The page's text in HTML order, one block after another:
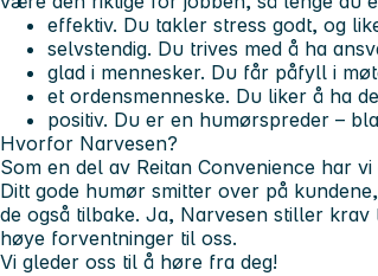
effektiv. Du takler stress godt, og
selvstendig. Du trives med å ha
glad i mennesker. Du får påfyll i
et ordensmenneske. Du liker å ha
positiv. Du er en humørspreder –
Hvorfor Narvesen?
Som en del av Reitan Convenience har
Ditt gode humør smitter over på
de også tilbake. Ja, Narvesen stiller
høye forventninger til oss.
Vi gleder oss til å høre fra deg!